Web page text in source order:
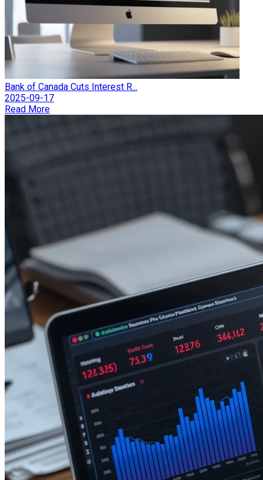
Bank of Canada Cuts Interest R...
2025-09-17
Read More